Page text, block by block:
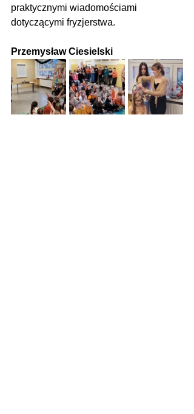
praktycznymi wiadomościami
dotyczącymi fryzjerstwa.
Przemysław Ciesielski